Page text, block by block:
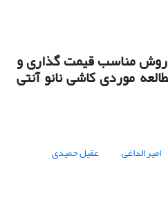
روش مناسب قیمت گذاری و
موردی کاشی نانو آنتی
امیر الداغی
عقیل حمیدی